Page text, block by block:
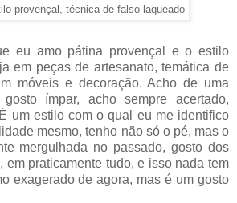
provençal, técnica de falso laqueado
eu amo pátina provençal e o estilo
em peças de artesanato, temática de
móveis e decoração. Acho de uma
ímpar, acho sempre acertado,
um estilo com o qual eu me identifico
mesmo, tenho não só o pé, mas o
mergulhada no passado, gosto dos
em praticamente tudo, e isso nada tem
exagerado de agora, mas é um gosto